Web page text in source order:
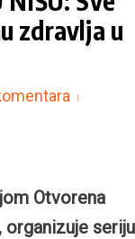
zdravlja u
Otvorena
organizuje seriju